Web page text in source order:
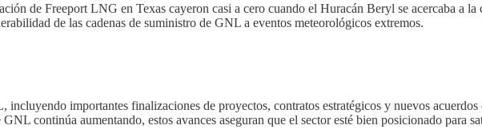
de Freeport LNG en Texas cayeron casi a cero cuando el Huracán Beryl se acercaba a
de las cadenas de suministro de GNL a eventos meteorológicos extremos.
incluyendo importantes finalizaciones de proyectos, contratos estratégicos y nuevos
continúa aumentando, estos avances aseguran que el sector esté bien posicionado para